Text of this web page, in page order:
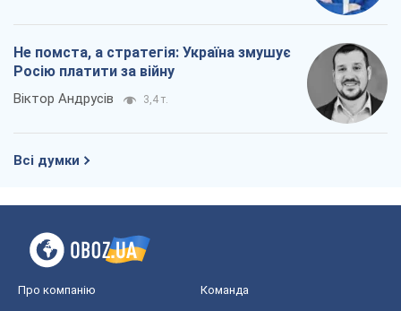
Не помста, а стратегія: Україна змушує
Росію платити за війну
Віктор Андрусів 3,4 т.
Всі думки
Про компанію Команда